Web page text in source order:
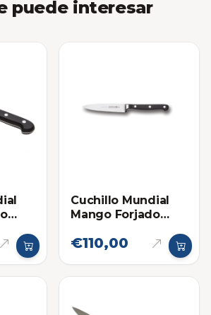
puede interesar
Cuchillo Mundial
Mango Forjado
€110,00